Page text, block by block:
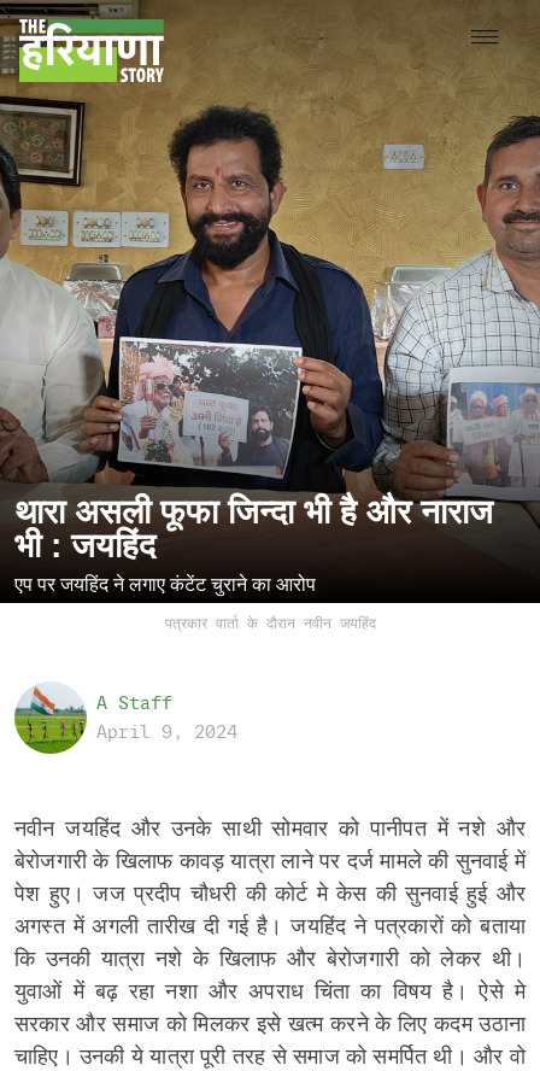
थारा असली फूफा जिन्दा भी है और नाराज
भी : जयहिंद
एप पर जयहिंद ने लगाए कंटेंट चुराने का आरोप
पत्रकार वार्ता के दौरान नवीन जयहिंद
A Staff
April 9, 2024
नवीन जयहिंद और उनके साथी सोमवार को पानीपत में नशे और
बेरोजगारी के खिलाफ कावड़ यात्रा लाने पर दर्ज मामले की सुनवाई में
पेश हुए। जज प्रदीप चौधरी की कोर्ट मे केस की सुनवाई हुई और
अगस्त में अगली तारीख दी गई है। जयहिंद ने पत्रकारों को बताया
कि उनकी यात्रा नशे के खिलाफ और बेरोजगारी को लेकर थी।
युवाओं में बढ़ रहा नशा और अपराध चिंता का विषय है। ऐसे मे
सरकार और समाज को मिलकर इसे खत्म करने के लिए कदम उठाना
चाहिए। उनकी ये यात्रा पूरी तरह से समाज को समर्पित थी। और वो